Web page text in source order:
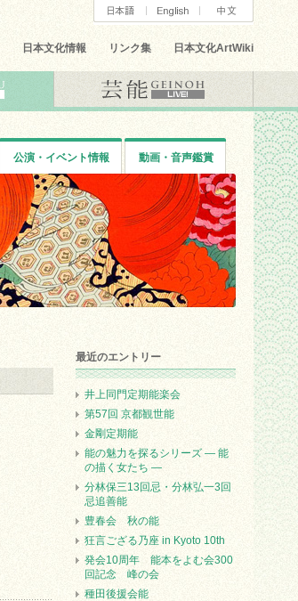
日本文化情報 リンク集 日本文化ArtWiki
公演・イベント情報 動画・音声鑑賞
最近のエントリー
井上同門定期能楽会
第57回 京都観世能
金剛定期能
能の魅力を探るシリーズ ― 能
の描く女たち ―
分林保三13回忌・分林弘一3回
忌追善能
豊春会 秋の能
狂言ござる乃座 in Kyoto 10th
発会10周年 能本をよむ会300
回記念 峰の会
種田後援会能